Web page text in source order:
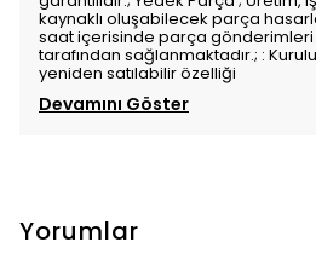
kaynaklı oluşabilecek parça
saat içerisinde parça
tarafından sağlanmaktadır.; :
yeniden satılabilir özelliği
Devamını Göster
Yorumlar